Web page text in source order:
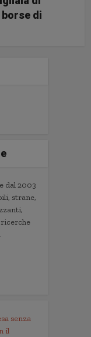
di
dal 2003
strane,
senza
il